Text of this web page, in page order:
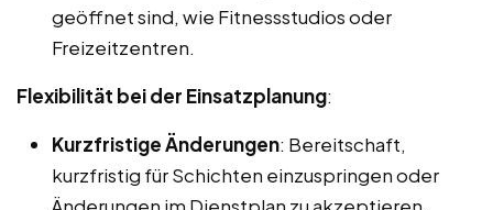
geöffnet sind, wie Fitnessstudios oder
Freizeitzentren.
Flexibilität bei der Einsatzplanung:
Kurzfristige Änderungen: Bereitschaft,
kurzfristig für Schichten einzuspringen oder